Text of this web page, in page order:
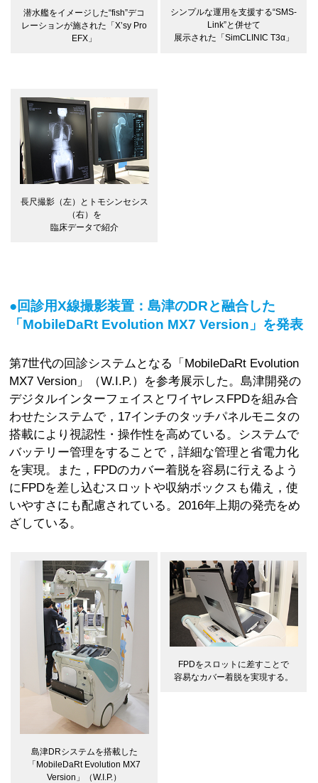
潜水艦をイメージした“fish”デコ
レーションが施された「X’sy Pro
EFX」
シンプルな運用を支援する“SMS-
Link”と併せて
展示された「SimCLINIC T3α」
長尺撮影（左）とトモシンセシス
（右）を
臨床データで紹介
●回診用X線撮影装置：島津のDRと融合した
「MobileDaRt Evolution MX7 Version」を発表
第7世代の回診システムとなる「MobileDaRt Evolution
MX7 Version」（W.I.P.）を参考展示した。島津開発の
デジタルインターフェイスとワイヤレスFPDを組み合
わせたシステムで，17インチのタッチパネルモニタの
搭載により視認性・操作性を高めている。システムで
バッテリー管理をすることで，詳細な管理と省電力化
を実現。また，FPDのカバー着脱を容易に行えるよう
にFPDを差し込むスロットや収納ボックスも備え，使
いやすさにも配慮されている。2016年上期の発売をめ
ざしている。
島津DRシステムを搭載した
「MobileDaRt Evolution MX7
Version」（W.I.P.）
FPDをスロットに差すことで
容易なカバー着脱を実現する。